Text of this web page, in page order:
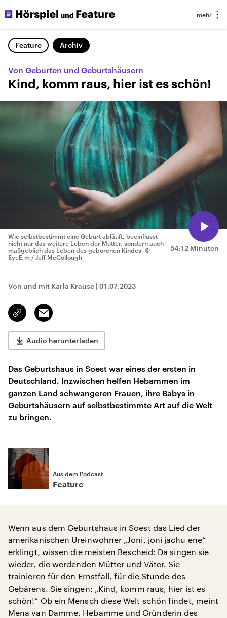
Feature Archiv
Von Geburten und Geburtshäusern
Kind, komm raus, hier ist es schön!
54:12 Minuten
Wie selbstbestimmt eine Geburt abläuft, beeinflusst
nicht nur das weitere Leben der Mutter, sondern auch
maßgeblich das Leben des geborenen Kindes. ©
EyeE,m / Jeff McCollough
Von und mit Karla Krause | 01.07.2023
Link
kopieren/teilen
Email
Audio herunterladen
Das Geburtshaus in Soest war eines der ersten in
Deutschland. Inzwischen helfen Hebammen im
ganzen Land schwangeren Frauen, ihre Babys in
Geburtshäusern auf selbstbestimmte Art auf die Welt
zu bringen.
Aus dem Podcast
Feature
Wenn aus dem Geburtshaus in Soest das Lied der
amerikanischen Ureinwohner „Joni, joni jachu ene“
erklingt, wissen die meisten Bescheid: Da singen sie
wieder, die werdenden Mütter und Väter. Sie
trainieren für den Ernstfall, für die Stunde des
Gebärens. Sie singen: „Kind, komm raus, hier ist es
schön!“ Ob ein Mensch diese Welt schön findet, meint
Mena van Damme, Hebamme und Gründerin des